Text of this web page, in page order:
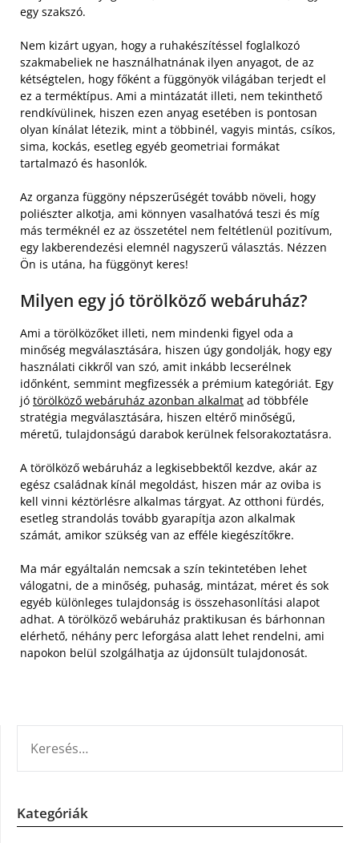
egy szakszó.
Nem kizárt ugyan, hogy a ruhakészítéssel foglalkozó
szakmabeliek ne használhatnának ilyen anyagot, de az
kétségtelen, hogy főként a függönyök világában terjedt el
ez a terméktípus. Ami a mintázatát illeti, nem tekinthető
rendkívülinek, hiszen ezen anyag esetében is pontosan
olyan kínálat létezik, mint a többinél, vagyis mintás, csíkos,
sima, kockás, esetleg egyéb geometriai formákat
tartalmazó és hasonlók.
Az organza függöny népszerűségét tovább növeli, hogy
poliészter alkotja, ami könnyen vasalhatóvá teszi és míg
más terméknél ez az összetétel nem feltétlenül pozitívum,
egy lakberendezési elemnél nagyszerű választás. Nézzen
Ön is utána, ha függönyt keres!
Milyen egy jó törölköző webáruház?
Ami a törölközőket illeti, nem mindenki figyel oda a
minőség megválasztására, hiszen úgy gondolják, hogy egy
használati cikkről van szó, amit inkább lecserélnek
időnként, semmint megfizessék a prémium kategóriát. Egy
jó törölköző webáruház azonban alkalmat ad többféle
stratégia megválasztására, hiszen eltérő minőségű,
méretű, tulajdonságú darabok kerülnek felsorakoztatásra.
A törölköző webáruház a legkisebbektől kezdve, akár az
egész családnak kínál megoldást, hiszen már az oviba is
kell vinni kéztörlésre alkalmas tárgyat. Az otthoni fürdés,
esetleg strandolás tovább gyarapítja azon alkalmak
számát, amikor szükség van az efféle kiegészítőkre.
Ma már egyáltalán nemcsak a szín tekintetében lehet
válogatni, de a minőség, puhaság, mintázat, méret és sok
egyéb különleges tulajdonság is összehasonlítási alapot
adhat. A törölköző webáruház praktikusan és bárhonnan
elérhető, néhány perc leforgása alatt lehet rendelni, ami
napokon belül szolgálhatja az újdonsült tulajdonosát.
Kategóriák